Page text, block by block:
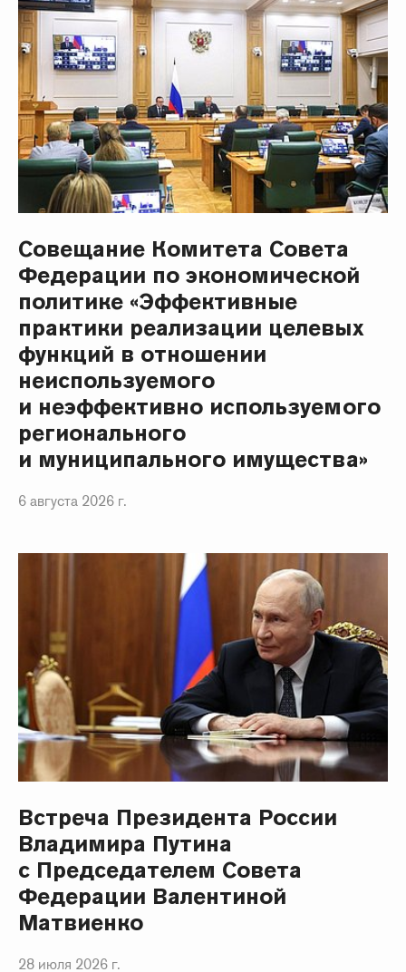
Совещание Комитета Совета
Федерации по экономической
политике «Эффективные
практики реализации целевых
функций в отношении
неиспользуемого
и неэффективно используемого
регионального
и муниципального имущества»
6 августа 2026 г.
Встреча Президента России
Владимира Путина
с Председателем Совета
Федерации Валентиной
Матвиенко
28 июля 2026 г.